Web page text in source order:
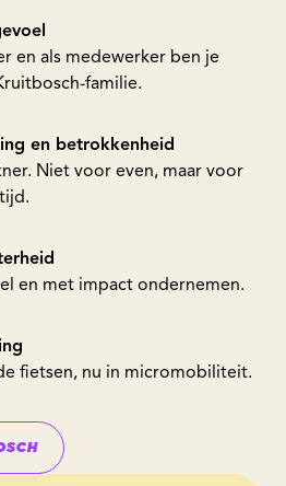
en als medewerker ben je
familie.
en betrokkenheid
Niet voor even, maar voor
en met impact ondernemen.
fietsen, nu in micromobiliteit.